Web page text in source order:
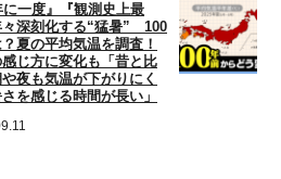
に一度』『観測史上最
々深刻化する“猛暑” 100
夏の平均気温を調査！
じ方に変化も「昔と比
夜も気温が下がりにく
を感じる時間が長い」